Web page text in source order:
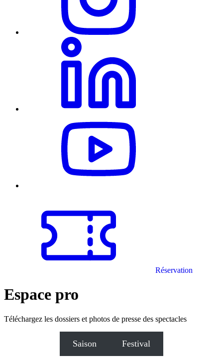
Réservation
Espace pro
Téléchargez les dossiers et photos de presse des spectacles
Saison Festival